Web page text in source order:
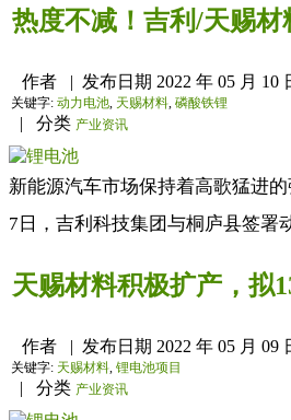
热度不减！吉利/天赐
作者 | 发布日期 2022 年 05 月 10
关键字: 动力电池, 天赐材料, 磷酸铁锂
| 分类 产业资讯
新能源汽车市场保持着高歌猛进
7日，吉利科技集团与桐庐县签署
天赐材料积极扩产，拟
作者 | 发布日期 2022 年 05 月 09
关键字: 天赐材料, 锂电池项目
| 分类 产业资讯